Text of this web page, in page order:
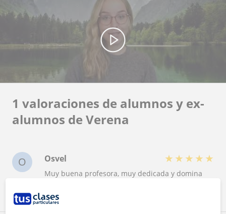
1 valoraciones de alumnos y ex-
alumnos de Verena
O Osvel ★ ★ ★ ★ ★
Muy buena profesora, muy dedicada y domina